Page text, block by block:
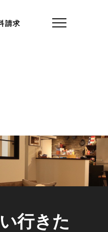
請求
行きた